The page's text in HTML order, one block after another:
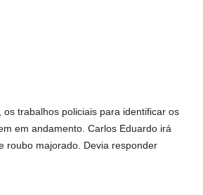
os trabalhos policiais para identificar os
em andamento. Carlos Eduardo irá
roubo majorado. Devia responder